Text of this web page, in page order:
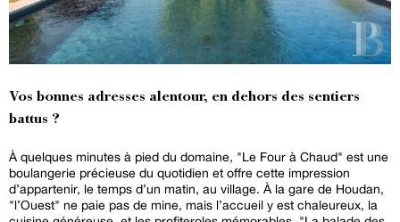
Vos bonnes adresses alentour, en dehors des sentiers
battus ?
À quelques minutes à pied du domaine, "Le Four à Chaud" est une
boulangerie précieuse du quotidien et offre cette impression
d’appartenir, le temps d’un matin, au village. À la gare de Houdan,
"l’Ouest" ne paie pas de mine, mais l’accueil y est chaleureux, la